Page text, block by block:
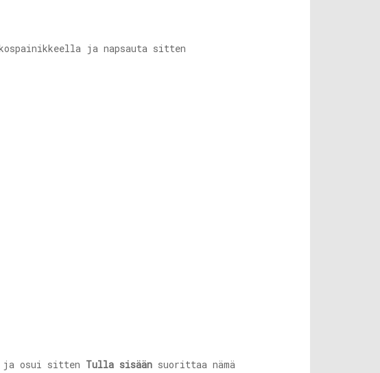
ja napsauta sitten
ja osui sitten Tulla sisään suorittaa nämä